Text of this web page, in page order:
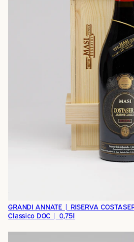
GRANDI ANNATE | RISERVA
Classico DOC | 0,75l